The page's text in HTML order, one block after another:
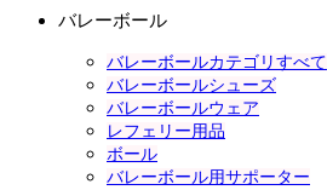
バレーボール
バレーボールカテゴリすべて
バレーボールシューズ
バレーボールウェア
レフェリー用品
ボール
バレーボール用サポーター